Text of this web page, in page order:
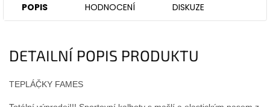
POPIS HODNOCENÍ DISKUZE
DETAILNÍ POPIS PRODUKTU
TEPLÁČ̣KY FAMES